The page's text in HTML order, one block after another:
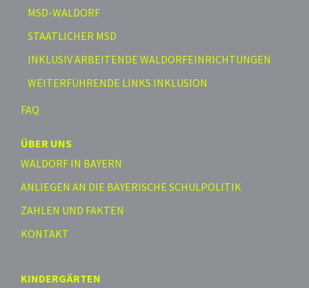
MSD-WALDORF
STAATLICHER MSD
INKLUSIV ARBEITENDE WALDORFEINRICHTUNGEN
WEITERFÜHRENDE LINKS INKLUSION
FAQ
ÜBER UNS
WALDORF IN BAYERN
ANLIEGEN AN DIE BAYERISCHE SCHULPOLITIK
ZAHLEN UND FAKTEN
KONTAKT
KINDERGÄRTEN